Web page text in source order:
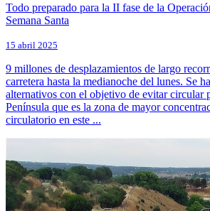
Todo preparado para la II fase de la
Semana Santa
15 abril 2025
9 millones de desplazamientos de largo
carretera hasta la medianoche del lunes. Se
alternativos con el objetivo de evitar circular
Península que es la zona de mayor
circulatorio en este ...